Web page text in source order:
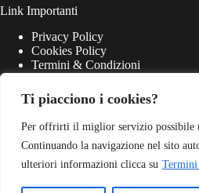
Ti piacciono i cookies?
Per offrirti il miglior servizio possibile
Continuando la navigazione nel sito
ulteriori informazioni clicca su
Link Importanti
Privacy Policy
Cookies Policy
Termini & Condizioni